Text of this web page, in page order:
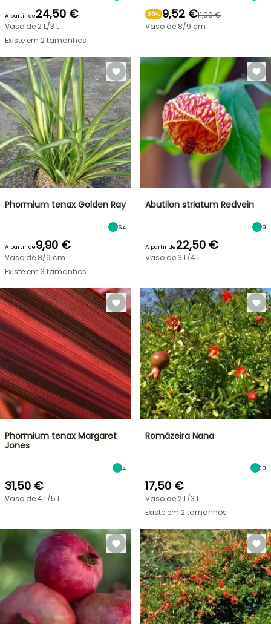
A partir de24,50 €
Vaso de 2 L/3 L
Existe em 2 tamanhos
20% 9,52 €11,90 €
Vaso de 8/9 cm
Phormium tenax Golden Ray
64
A partir de9,90 €
Vaso de 8/9 cm
Existe em 3 tamanhos
Abutilon striatum Redvein
9
A partir de22,50 €
Vaso de 3 L/4 L
Phormium tenax Margaret
Jones
4
31,50 €
Vaso de 4 L/5 L
Romãzeira Nana
10
17,50 €
Vaso de 2 L/3 L
Existe em 2 tamanhos